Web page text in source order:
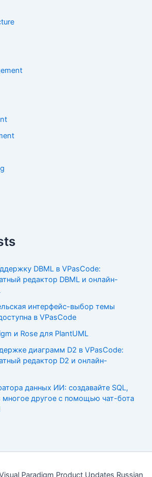
DBML в VPasCode:
редактор DBML и онлайн-
интерфейс-выбор темы
в VPasCode
и Rose для PlantUML
диаграмм D2 в VPasCode:
редактор D2 и онлайн-
данных ИИ: создавайте SQL,
многое другое с помощью чат-бота
Paradigm Product Updates Russian